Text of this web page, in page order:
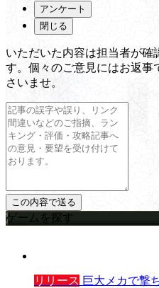
アンケート
閉じる
いただいた内容は担当者が確
す。個々のご意見にはお返事
さいませ。
ゲームを探す
リリース 巨大メカで撃